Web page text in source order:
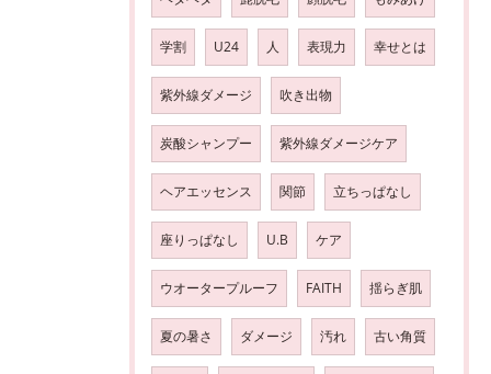
学割 U24 人 表現力 幸せとは
紫外線ダメージ 吹き出物
炭酸シャンプー 紫外線ダメージケア
ヘアエッセンス 関節 立ちっぱなし
座りっぱなし U.B ケア
ウオータープルーフ FAITH 揺らぎ肌
夏の暑さ ダメージ 汚れ 古い角質